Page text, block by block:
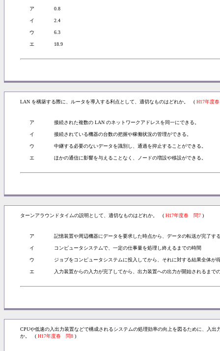
ア 0.8
イ 2.4
ウ 6.3
エ 18.9
LAN を構築する際に、ルータを導入する利点として、適切なものはどれか。 ( H17年度
ア 接続された複数の LAN のネットワークアドレスを同一にできる。
イ 接続されている機器の台数の把握や稼働状況の管理ができる。
ウ 中継する必要のないデータを識別し、通過を抑止することができる。
エ ほかの通信に影響を与えることなく、ノードの増設や移設ができる。
ターンアラウンドタイムの説明として、適切なものはどれか。 ( H17年度春 問7 )
ア 記憶装置や周辺機器にデータを要求した時点から、データの転送が完了す
イ コンピュータシステムで、一定の仕事量を処理し終えるまでの時間
ウ ジョブをコンピュータシステムに投入してから、それに対する結果全体が
エ 入力装置からの入力が完了してから、出力装置への出力が開始されるまで
CPUや低速の入出力装置などで構成されるシステムの処理効率の向上を図るために、入
か。 ( H17年度春 問8 )